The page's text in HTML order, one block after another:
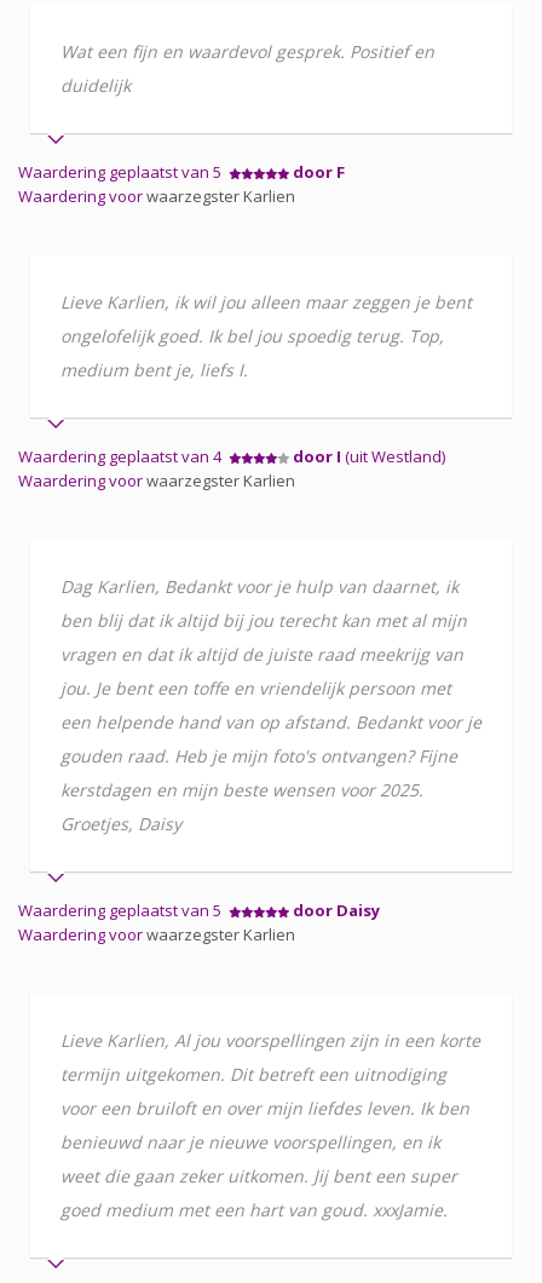
Wat een fijn en waardevol gesprek. Positief en
duidelijk
Waardering geplaatst van 5
door F
Waardering voorwaarzegster Karlien
Lieve Karlien, ik wil jou alleen maar zeggen je bent
ongelofelijk goed. Ik bel jou spoedig terug. Top,
medium bent je, liefs I.
Waardering geplaatst van 4 door I (uit Westland)
Waardering voorwaarzegster Karlien
Dag Karlien, Bedankt voor je hulp van daarnet, ik
ben blij dat ik altijd bij jou terecht kan met al mijn
vragen en dat ik altijd de juiste raad meekrijg van
jou. Je bent een toffe en vriendelijk persoon met
een helpende hand van op afstand. Bedankt voor je
gouden raad. Heb je mijn foto's ontvangen? Fijne
kerstdagen en mijn beste wensen voor 2025.
Groetjes, Daisy
Waardering geplaatst van 5
door Daisy
Waardering voorwaarzegster Karlien
Lieve Karlien, Al jou voorspellingen zijn in een korte
termijn uitgekomen. Dit betreft een uitnodiging
voor een bruiloft en over mijn liefdes leven. Ik ben
benieuwd naar je nieuwe voorspellingen, en ik
weet die gaan zeker uitkomen. Jij bent een super
goed medium met een hart van goud. xxxJamie.